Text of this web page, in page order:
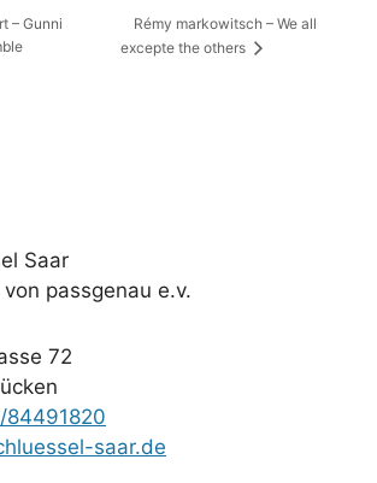
– Gunni
Rémy markowitsch – We all
excepte the others
Saar
passgenau e.v.
72
84491820
saar.de